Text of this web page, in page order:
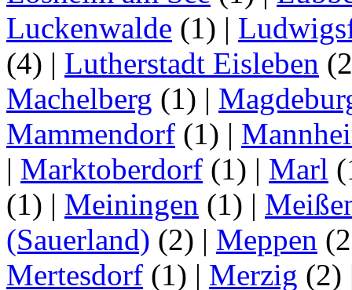
Luckenwalde (1) |
(4) | Lutherstadt Eisleben
Machelberg (1) |
Mammendorf (1) |
| Marktoberdorf (1) | Marl
(1) | Meiningen (1) |
(Sauerland) (2) | Meppen
Mertesdorf (1) | Merzig (2)